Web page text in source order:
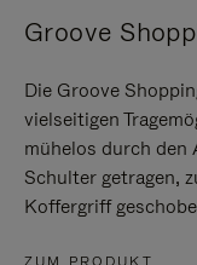
Groove
Die Groove
vielseitigen
mühelos durch den
Schulter getragen,
Koffergriff